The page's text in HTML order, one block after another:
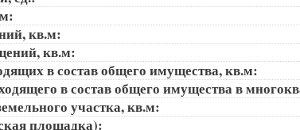
кв.м:
кв.м:
в состав общего имущества, кв.м:
в состав общего имущества в
участка, кв.м:
площадка):